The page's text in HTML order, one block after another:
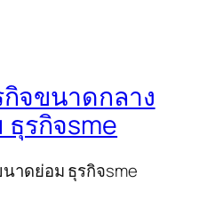
จขนาดกลาง
รกิจsme
าดย่อม ธุรกิจsme